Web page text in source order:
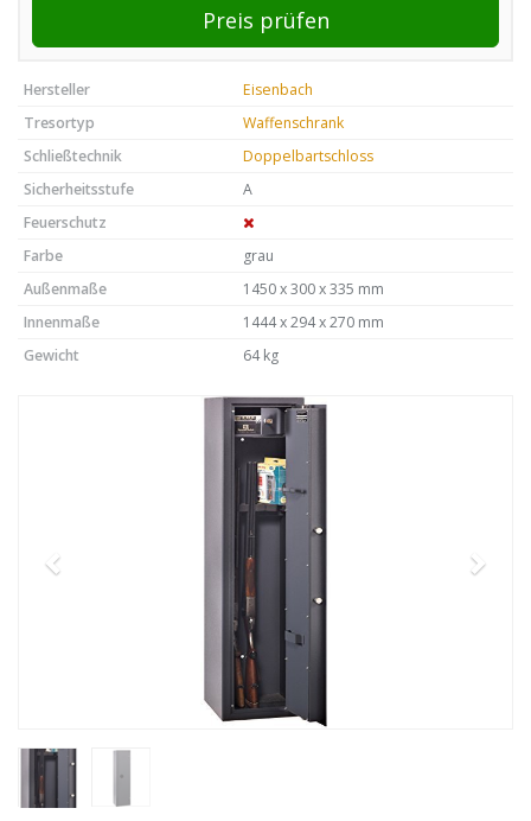
Preis prüfen
Hersteller
Eisenbach
Tresortyp
Waffenschrank
Schließtechnik
Doppelbartschloss
Sicherheitsstufe
A
Feuerschutz
Farbe
grau
Außenmaße
1450 x 300 x 335 mm
Innenmaße
1444 x 294 x 270 mm
Gewicht
64 kg